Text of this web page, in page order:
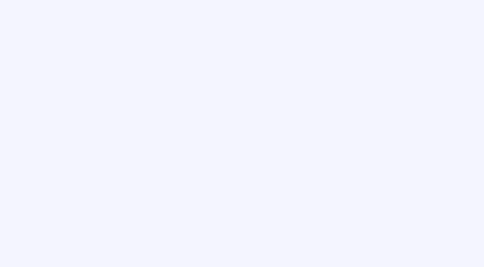
・グループ／ビジネスコンサルタント（戦略/業務/IT）
【ディレクター】最上流DX／年収1800万～